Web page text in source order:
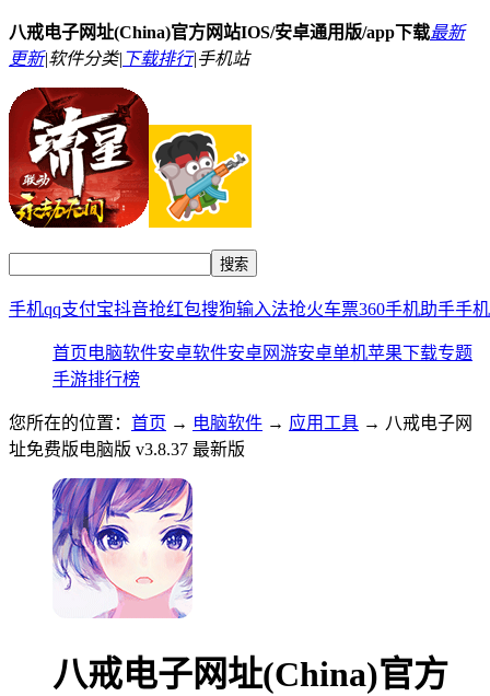
八戒电子网址(China)官方网站IOS/安卓通用版/app下载最新
更新|软件分类| 下载排行|手机站
手机qq支付宝抖音抢红包搜狗输入法抢火车票360手机助手手
首页电脑软件安卓软件安卓网游安卓单机苹果下载专题
手游排行榜
您所在的位置： 首页 → 电脑软件 → 应用工具 → 八戒电子网
址免费版电脑版 v3.8.37 最新版
八戒电子网址(China)官方